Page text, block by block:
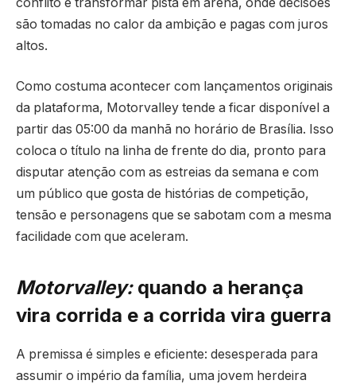
são tomadas no calor da ambição e pagas com juros
altos.
Como costuma acontecer com lançamentos originais
da plataforma, Motorvalley tende a ficar disponível a
partir das 05:00 da manhã no horário de Brasília. Isso
coloca o título na linha de frente do dia, pronto para
disputar atenção com as estreias da semana e com
um público que gosta de histórias de competição,
tensão e personagens que se sabotam com a mesma
facilidade com que aceleram.
Motorvalley: quando a herança
vira corrida e a corrida vira guerra
A premissa é simples e eficiente: desesperada para
assumir o império da família, uma jovem herdeira